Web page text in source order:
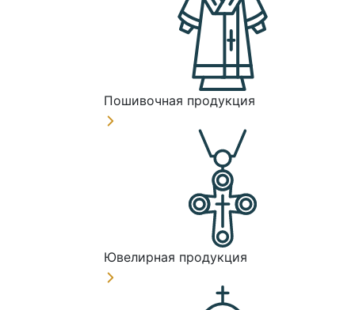
Пошивочная продукция
Ювелирная продукция